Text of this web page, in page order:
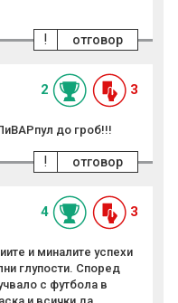
отговор
!
2 3
до гроб!!!
отговор
!
4 3
и миналите успехи
глупости. Според
с футбола в